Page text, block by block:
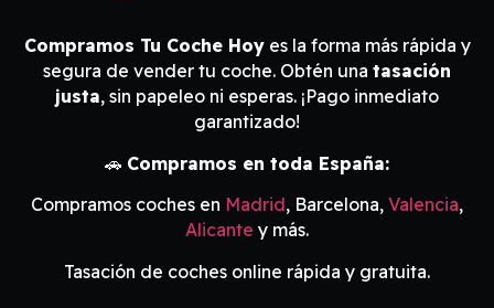
Compramos Tu Coche Hoyes la forma más rápida y
segura de vender tu coche. Obtén una tasación
justa, sin papeleo ni esperas. ¡Pago inmediato
garantizado!
🚗 Compramos en toda España:
Compramos coches en Madrid, Barcelona, Valencia,
Alicante y más.
Tasación de coches online rápida y gratuita.